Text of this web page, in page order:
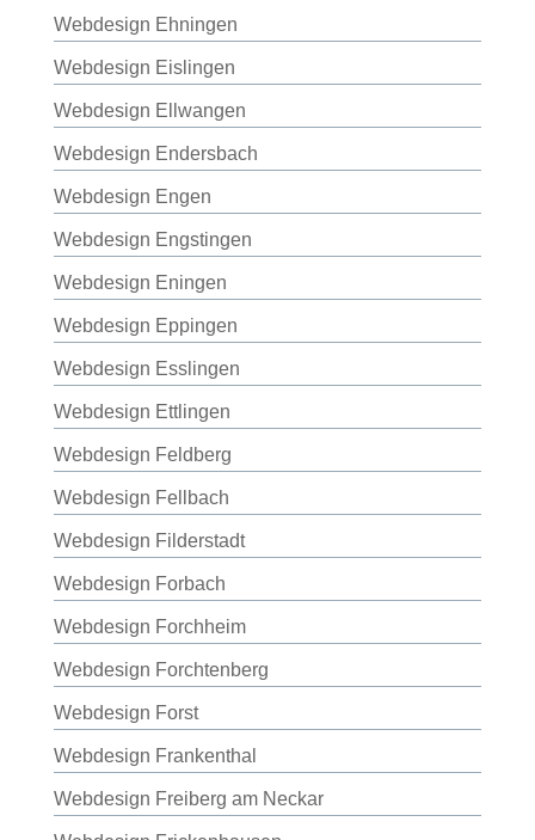
Webdesign Ehningen
Webdesign Eislingen
Webdesign Ellwangen
Webdesign Endersbach
Webdesign Engen
Webdesign Engstingen
Webdesign Eningen
Webdesign Eppingen
Webdesign Esslingen
Webdesign Ettlingen
Webdesign Feldberg
Webdesign Fellbach
Webdesign Filderstadt
Webdesign Forbach
Webdesign Forchheim
Webdesign Forchtenberg
Webdesign Forst
Webdesign Frankenthal
Webdesign Freiberg am Neckar